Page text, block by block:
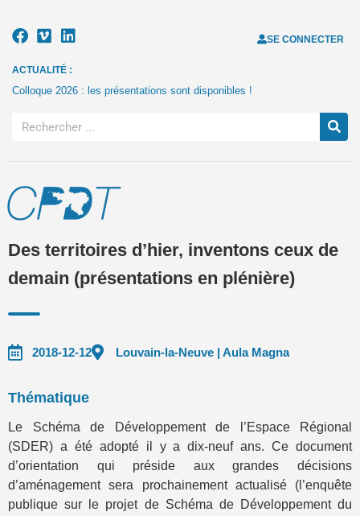
SE CONNECTER
ACTUALITÉ :
Colloque 2026 : les présentations sont disponibles !
Des territoires d’hier, inventons ceux de
demain (présentations en plénière)
2018-12-12 Louvain-la-Neuve | Aula Magna
Thématique
Le Schéma de Développement de l’Espace Régional
(SDER) a été adopté il y a dix-neuf ans. Ce document
d’orientation qui préside aux grandes décisions
d’aménagement sera prochainement actualisé (l’enquête
publique sur le projet de Schéma de Développement du